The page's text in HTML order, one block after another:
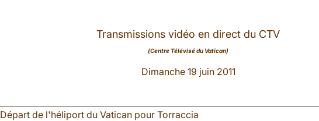
Transmissions vidéo en direct du CTV
(Centre Télévisé du Vatican)
Dimanche 19 juin 2011
Départ de l'héliport du Vatican pour Torraccia